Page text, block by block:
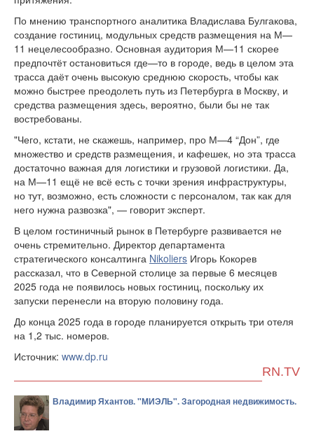
По мнению транспортного аналитика Владислава Булгакова,
создание гостиниц, модульных средств размещения на М—
11 нецелесообразно. Основная аудитория М—11 скорее
предпочтёт остановиться где—то в городе, ведь в целом эта
трасса даёт очень высокую среднюю скорость, чтобы как
можно быстрее преодолеть путь из Петербурга в Москву, и
средства размещения здесь, вероятно, были бы не так
востребованы.
"Чего, кстати, не скажешь, например, про М—4 “Дон”, где
множество и средств размещения, и кафешек, но эта трасса
достаточно важная для логистики и грузовой логистики. Да,
на М—11 ещё не всё есть с точки зрения инфраструктуры,
но тут, возможно, есть сложности с персоналом, так как для
него нужна развозка", — говорит эксперт.
В целом гостиничный рынок в Петербурге развивается не
очень стремительно. Директор департамента
стратегического консалтинга Nikoliers Игорь Кокорев
рассказал, что в Северной столице за первые 6 месяцев
2025 года не появилось новых гостиниц, поскольку их
запуски перенесли на вторую половину года.
До конца 2025 года в городе планируется открыть три отеля
на 1,2 тыс. номеров.
Источник: www.dp.ru
RN.TV
Владимир Яхантов. "МИЭЛЬ". Загородная недвижимость.